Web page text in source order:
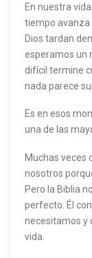
En nuestra
tiempo avanza
Dios tardan
esperamos un
difícil termine
nada parece
Es en esos
una de las
Muchas veces
nosotros
Pero la Biblia
perfecto. Él
necesitamos y
vida.